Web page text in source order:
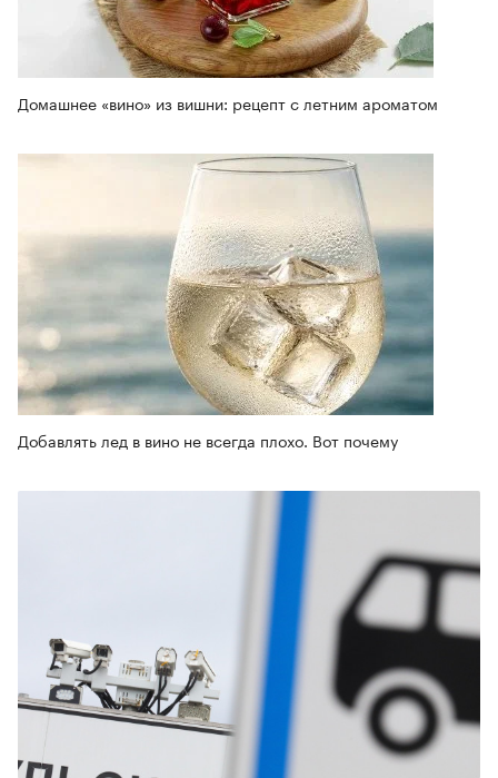
Домашнее «вино» из вишни: рецепт с летним ароматом
Добавлять лед в вино не всегда плохо. Вот почему